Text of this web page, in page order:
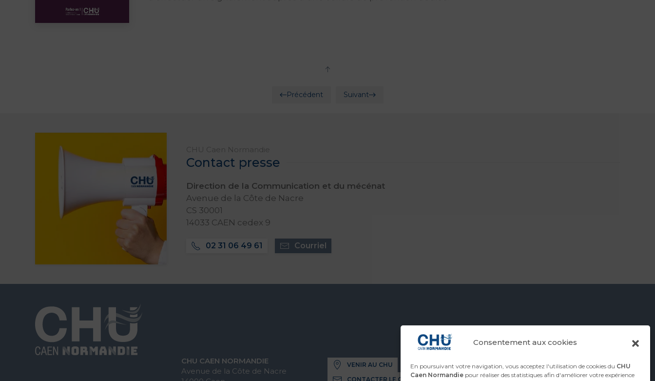
Consentement aux cookies
En poursuivant votre navigation, vous acceptez l'utilisation de cookies du CHU
Caen Normandie pour réaliser des statistiques afin d'améliorer votre expérience
Précédent Suivant
CHU Caen Normandie
Contact presse
Direction de la Communication et du mécénat
Avenue de la Côte de Nacre
CS 30001
14033 CAEN cedex 9
02 31 06 49 61 Courriel
CHU CAEN NORMANDIE
Avenue de la Côte de Nacre
VENIR AU CHU
CONTACTER LE CHU